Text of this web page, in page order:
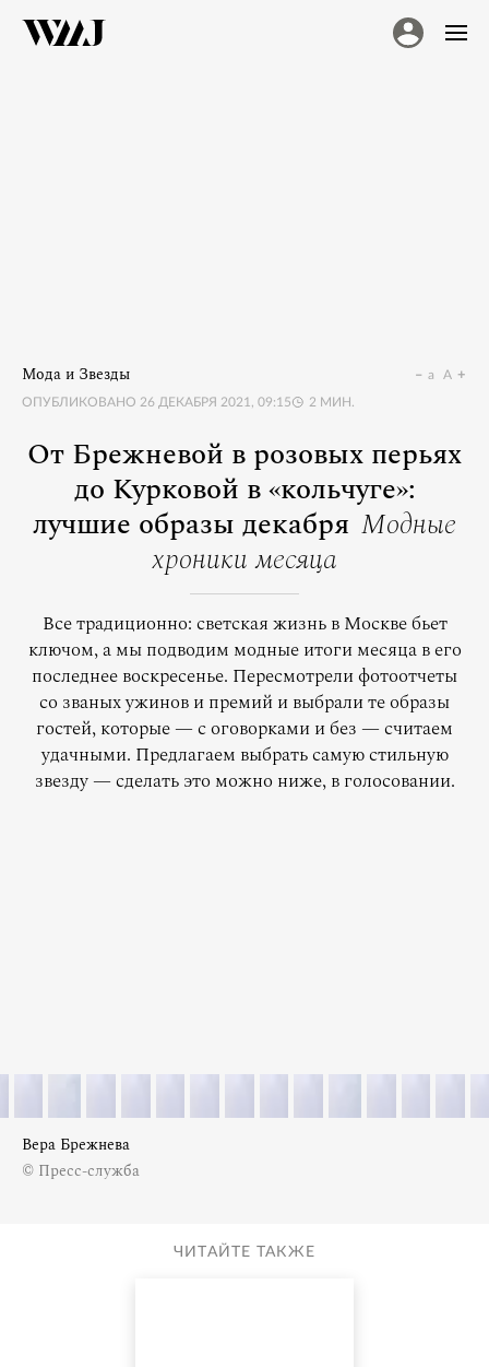
Мода и Звезды
ОПУБЛИКОВАНО 26 ДЕКАБРЯ 2021, 09:15 2 МИН.
a A
От Брежневой в розовых перьях
до Курковой в «кольчуге»:
лучшие образы декабря Модные
хроники месяца
Все традиционно: светская жизнь в Москве бьет
ключом, а мы подводим модные итоги месяца в его
последнее воскресенье. Пересмотрели фотоотчеты
со званых ужинов и премий и выбрали те образы
гостей, которые — с оговорками и без — считаем
удачными. Предлагаем выбрать самую стильную
звезду — сделать это можно ниже, в голосовании.
Вера Брежнева
© Пресс-служба
ЧИТАЙТЕ ТАКЖЕ